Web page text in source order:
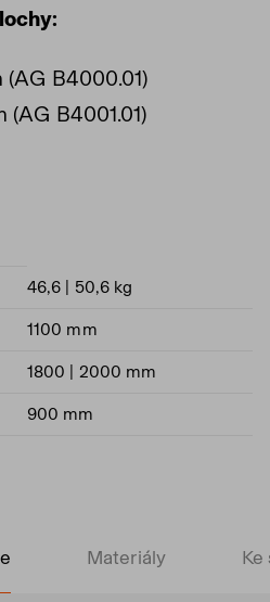
B4000.01)
B4001.01)
46,6 | 50,6 kg
1100 mm
1800 | 2000 mm
900 mm
Materiály Ke